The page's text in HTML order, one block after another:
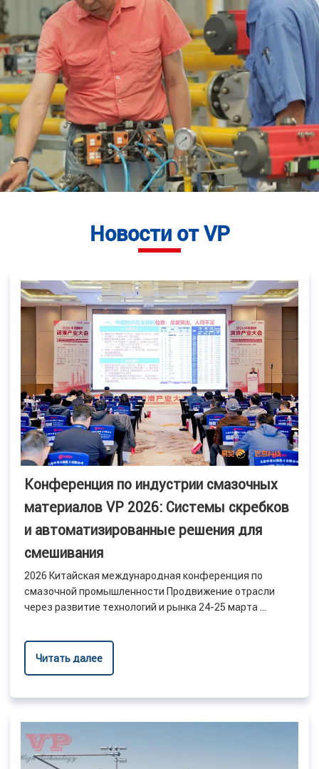
Новости от VP
Конференция по индустрии смазочных
материалов VP 2026: Системы скребков
и автоматизированные решения для
смешивания
2026 Китайская международная конференция по
смазочной промышленности Продвижение отрасли
через развитие технологий и рынка 24-25 марта ...
Читать далее